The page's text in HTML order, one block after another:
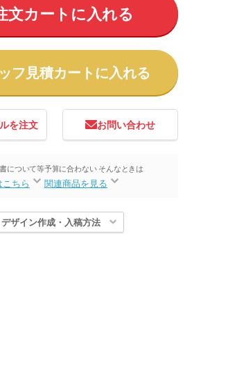
文カートに入れる
フ見積カートに入れる
を注文 お問い合わせ
について等
ちら
予算に合わない そんなときは
関連商品を見る
デザイン作成・入稿方法